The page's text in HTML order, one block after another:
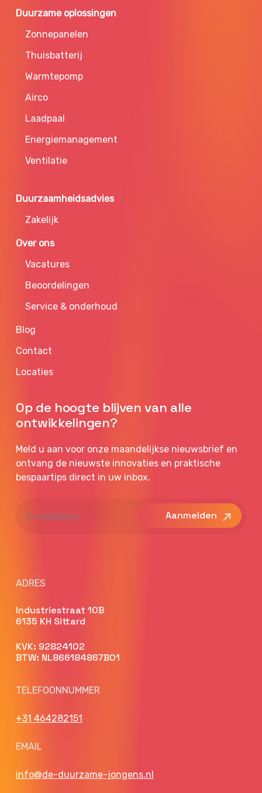
Duurzame oplossingen
Zonnepanelen
Thuisbatterij
Warmtepomp
Airco
Laadpaal
Energiemanagement
Ventilatie
Duurzaamheidsadvies
Zakelijk
Over ons
Vacatures
Beoordelingen
Service & onderhoud
Blog
Contact
Locaties
Op de hoogte blijven van alle
ontwikkelingen?
Meld u aan voor onze maandelijkse nieuwsbrief en
ontvang de nieuwste innovaties en praktische
bespaartips direct in uw inbox.
mailadres
ADRES
Industriestraat 10B
6135 KH Sittard
KVK: 92824102
BTW: NL866184867B01
TELEFOONNUMMER
+31 464282151
EMAIL
info@de-duurzame-jongens.nl